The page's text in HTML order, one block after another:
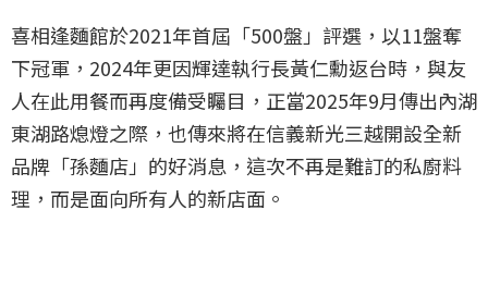
喜相逢麵館於2021年首屆「500盤」評選，以11盤奪
下冠軍，2024年更因輝達執行長黃仁勳返台時，與友
人在此用餐而再度備受矚目，正當2025年9月傳出內湖
東湖路熄燈之際，也傳來將在信義新光三越開設全新
品牌「孫麵店」的好消息，這次不再是難訂的私廚料
理，而是面向所有人的新店面。